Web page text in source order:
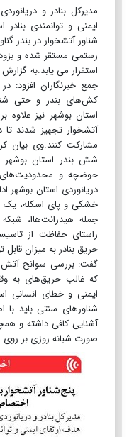
مدیرکل بنادر و
رستمی مستقر شده و
استقرار می یابد.به
جمع خبرنگاران افزود:
کش‌های بندر و حتی
استان بوشهر نیز علاوه
آتشخوار تجهیز شدند تا
مشارکت کنند.وی بیان
شش بندر استان بوشهر
حوضچه و محدودیت‌های
دریانوردی استان بوشهر
خشکی و پای اسکله، یک
جمله هیدرانت‌هاا،
راستای حفاظت از
حریق بنادر به میزان
گفت: بررسی سوانح آتش
که غالب حریق‌های به
ایمنی و خطای انسانی
شناورهای سنتی باید با
آشنایی کافی داشته و
صورت شبانه روزی بر روی